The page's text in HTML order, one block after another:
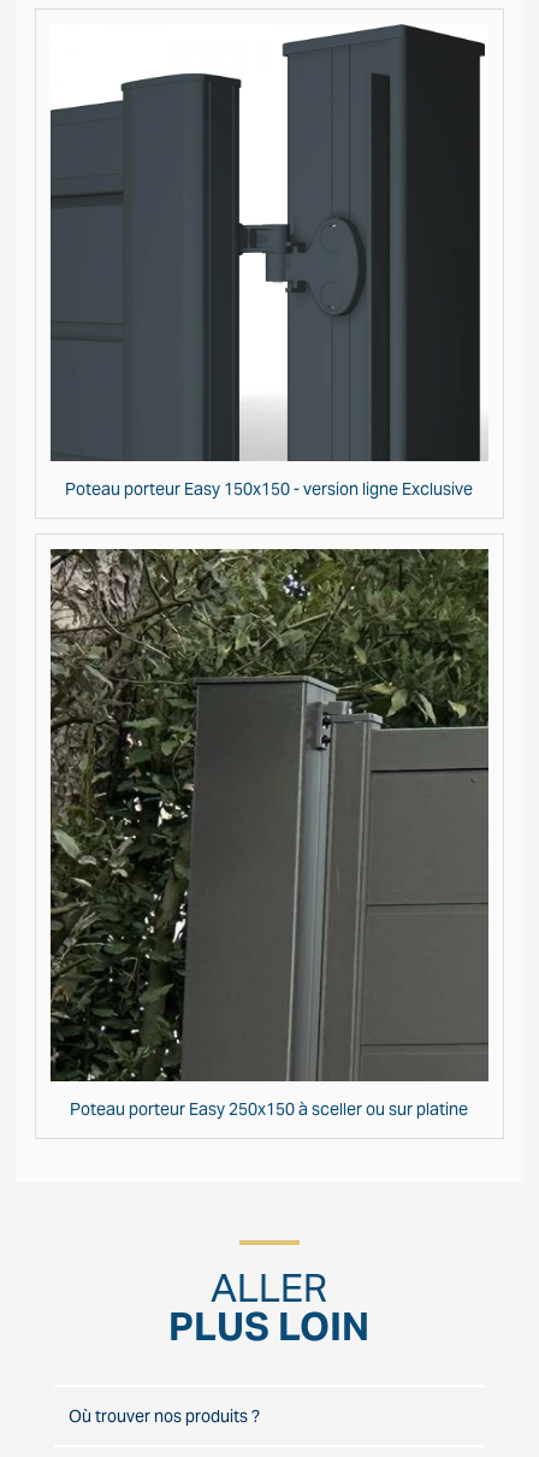
Poteau porteur Easy 150x150 - version ligne Exclusive
Poteau porteur Easy 250x150 à sceller ou sur platine
ALLER
PLUS LOIN
Où trouver nos produits ?